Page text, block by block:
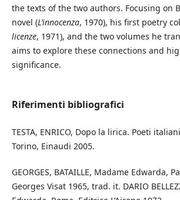
the texts of the two authors. Focusing on
novel (L’innocenza, 1970), his first poetry
licenze, 1971), and the two volumes he
aims to explore these connections and
significance.
Riferimenti bibliografici
TESTA, ENRICO, Dopo la lirica. Poeti
Torino, Einaudi 2005.
GEORGES, BATAILLE, Madame Edwarda,
Georges Visat 1965, trad. it. DARIO